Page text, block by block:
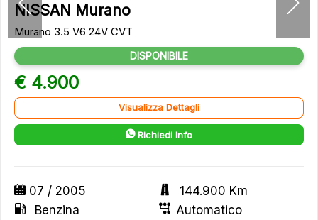
NISSAN Murano
Murano 3.5 V6 24V CVT
DISPONIBILE
€ 4.900
Visualizza Dettagli
Richiedi Info
07 / 2005
144.900 Km
Benzina
Automatico